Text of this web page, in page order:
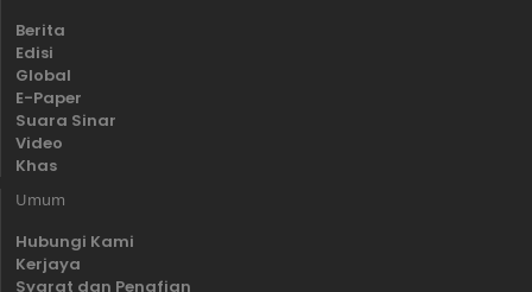
Berita
Edisi
Global
E-Paper
Suara Sinar
Video
Khas
Umum
Hubungi Kami
Kerjaya
Syarat dan Penafian